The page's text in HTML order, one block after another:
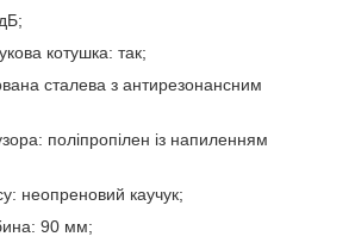
котушка: так;
сталева з антирезонансним
поліпропілен із напиленням
неопреновий каучук;
90 мм;